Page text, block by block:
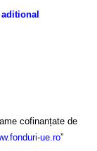
cofinanțate de
ue.ro”